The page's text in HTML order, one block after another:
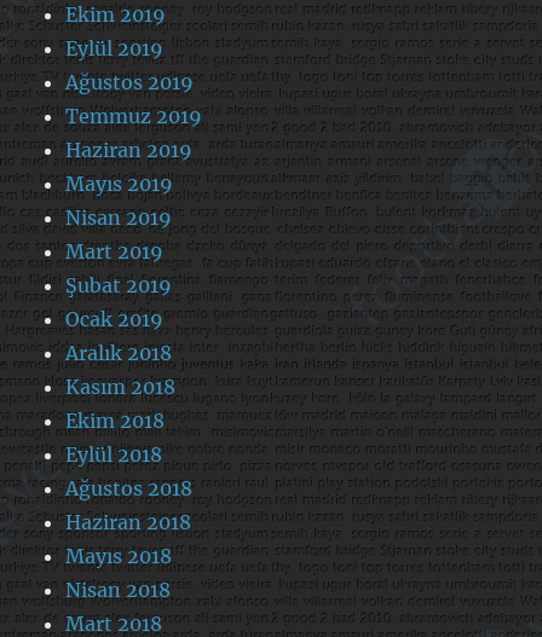
Ekim 2019
Eylül 2019
Ağustos 2019
Temmuz 2019
Haziran 2019
Mayıs 2019
Nisan 2019
Mart 2019
Şubat 2019
Ocak 2019
Aralık 2018
Kasım 2018
Ekim 2018
Eylül 2018
Ağustos 2018
Haziran 2018
Mayıs 2018
Nisan 2018
Mart 2018